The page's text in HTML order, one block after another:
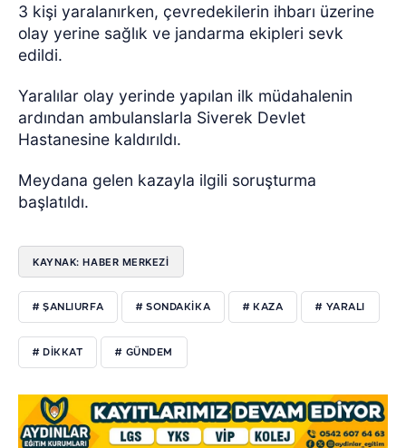
3 kişi yaralanırken, çevredekilerin ihbarı üzerine
olay yerine sağlık ve jandarma ekipleri sevk
edildi.
Yaralılar olay yerinde yapılan ilk müdahalenin
ardından ambulanslarla Siverek Devlet
Hastanesine kaldırıldı.
Meydana gelen kazayla ilgili soruşturma
başlatıldı.
KAYNAK: HABER MERKEZİ
# ŞANLIURFA # SONDAKIKA # KAZA # YARALI
# DIKKAT # GÜNDEM